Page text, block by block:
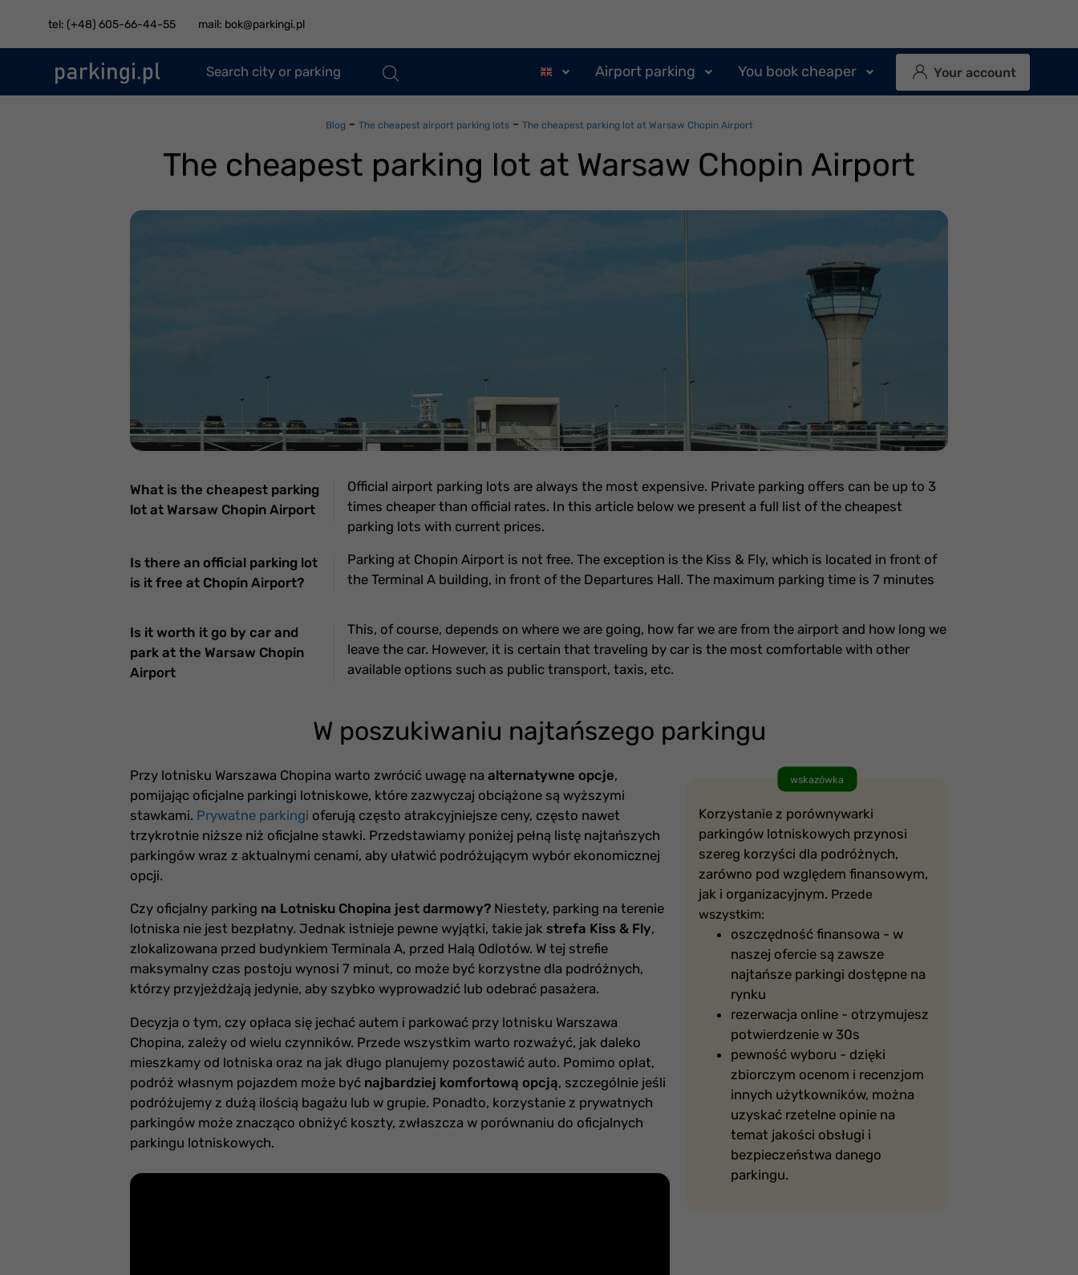
tel: (+48) 605-66-44-55 mail: bok@parkingi.pl
Search city or parking Airport parking You book cheaper Your account
Blog - The cheapest airport parking lots- The cheapest parking lot at Warsaw Chopin Airport
The cheapest parking lot at Warsaw Chopin Airport
What is the cheapest parking
lot at Warsaw Chopin Airport
Official airport parking lots are always the most expensive. Private parking offers can be up to 3
times cheaper than official rates. In this article below we present a full list of the cheapest
parking lots with current prices.
Is there an official parking lot
is it free at Chopin Airport?
Parking at Chopin Airport is not free. The exception is the Kiss & Fly, which is located in front of
the Terminal A building, in front of the Departures Hall. The maximum parking time is 7 minutes
Is it worth it go by car and
park at the Warsaw Chopin
Airport
This, of course, depends on where we are going, how far we are from the airport and how long we
leave the car. However, it is certain that traveling by car is the most comfortable with other
available options such as public transport, taxis, etc.
W poszukiwaniu najtańszego parkingu
Przy lotnisku Warszawa Chopina warto zwrócić uwagę na alternatywne opcje,
pomijając oficjalne parkingi lotniskowe, które zazwyczaj obciążone są wyższymi
stawkami. Prywatne parkingi oferują często atrakcyjniejsze ceny, często nawet
trzykrotnie niższe niż oficjalne stawki. Przedstawiamy poniżej pełną listę najtańszych
parkingów wraz z aktualnymi cenami, aby ułatwić podróżującym wybór ekonomicznej
opcji.
Czy oficjalny parking na Lotnisku Chopina jest darmowy? Niestety, parking na terenie
lotniska nie jest bezpłatny. Jednak istnieje pewne wyjątki, takie jak strefa Kiss & Fly,
zlokalizowana przed budynkiem Terminala A, przed Halą Odlotów. W tej strefie
maksymalny czas postoju wynosi 7 minut, co może być korzystne dla podróżnych,
którzy przyjeżdżają jedynie, aby szybko wyprowadzić lub odebrać pasażera.
Decyzja o tym, czy opłaca się jechać autem i parkować przy lotnisku Warszawa
Chopina, zależy od wielu czynników. Przede wszystkim warto rozważyć, jak daleko
mieszkamy od lotniska oraz na jak długo planujemy pozostawić auto. Pomimo opłat,
podróż własnym pojazdem może być najbardziej komfortową opcją, szczególnie jeśli
podróżujemy z dużą ilością bagażu lub w grupie. Ponadto, korzystanie z prywatnych
parkingów może znacząco obniżyć koszty, zwłaszcza w porównaniu do oficjalnych
parkingu lotniskowych.
wskazówka
Korzystanie z porównywarki
parkingów lotniskowych przynosi
szereg korzyści dla podróżnych,
zarówno pod względem finansowym,
jak i organizacyjnym. Przede
wszystkim:
oszczędność finansowa - w
naszej ofercie są zawsze
najtańsze parkingi dostępne na
rynku
rezerwacja online - otrzymujesz
potwierdzenie w 30s
pewność wyboru - dzięki
zbiorczym ocenom i recenzjom
innych użytkowników, można
uzyskać rzetelne opinie na
temat jakości obsługi i
bezpieczeństwa danego
parkingu.